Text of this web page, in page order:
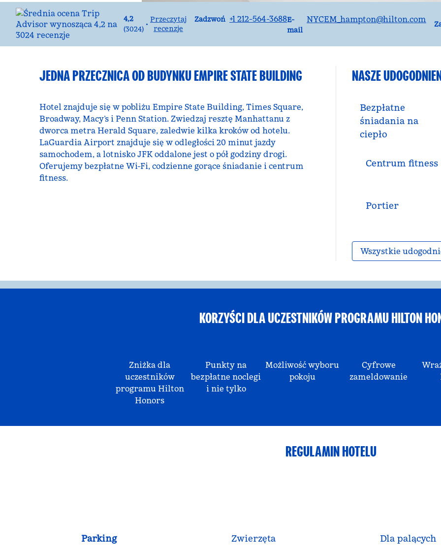
4,2
(3024)
•
Przeczytaj
recenzje
Zadzwoń
Rozmowa+1 212-564-3688E-
mail
EmailNYCEM_hampton@hilton.com
JEDNA PRZECZNICA OD BUDYNKU EMPIRE STATE BUILDING
Hotel znajduje się w pobliżu Empire State Building, Times Square,
Broadway, Macy’s i Penn Station. Zwiedzaj resztę Manhattanu z
dworca metra Herald Square, zaledwie kilka kroków od hotelu.
LaGuardia Airport znajduje się w odległości 20 minut jazdy
samochodem, a lotnisko JFK oddalone jest o pół godziny drogi.
Oferujemy bezpłatne Wi-Fi, codzienne gorące śniadanie i centrum
fitness.
NASZE
Bezpłatne
śniadania na
ciepło
Centrum fitness
Portier
Wszystkie
KORZYŚCI DLA UCZESTNIKÓW PROGRAMU HILTON
Zniżka dla
uczestników
programu Hilton
Honors
Punkty na
bezpłatne noclegi
i nie tylko
Możliwość wyboru
pokoju
Cyfrowe
zameldowanie
REGULAMIN HOTELU
Parking Zwierzęta Dla palących